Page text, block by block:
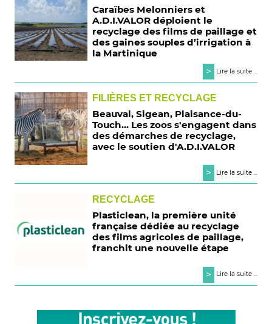
Caraïbes Melonniers et
A.D.I.VALOR déploient le
recyclage des films de paillage et
des gaines souples d’irrigation à
la Martinique
>
Lire la suite ...
FILIÈRES ET RECYCLAGE
Beauval, Sigean, Plaisance-du-
Touch... Les zoos s'engagent dans
des démarches de recyclage,
avec le soutien d'A.D.I.VALOR
> Lire la suite ...
RECYCLAGE
Plasticlean, la première unité
française dédiée au recyclage
des films agricoles de paillage,
franchit une nouvelle étape
> Lire la suite ...